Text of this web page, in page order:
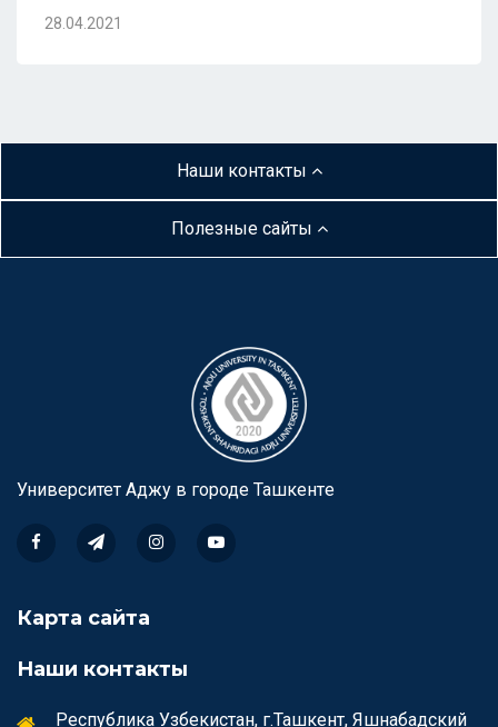
28.04.2021
Наши контакты
Полезные сайты
Университет Аджу в городе Ташкентe
Карта сайта
Наши контакты
Республика Узбекистан, г.Ташкент, Яшнабадский